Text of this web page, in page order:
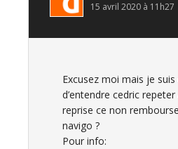
15 avril 2020 à 11h27
Excusez moi mais je
d’entendre cedric
reprise ce non
navigo ?
Pour info: